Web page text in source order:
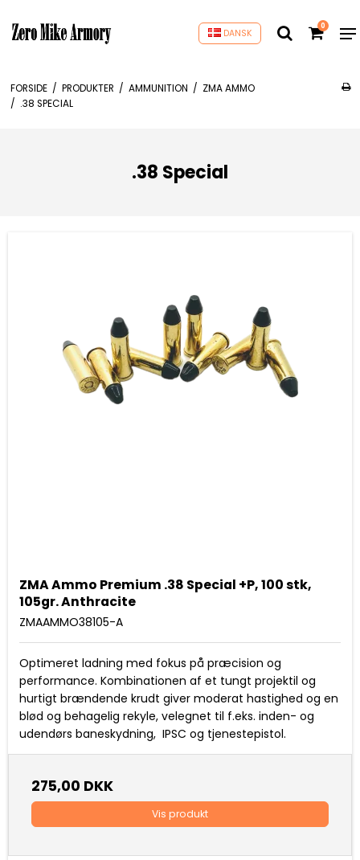
DANSK
0
FORSIDE / PRODUKTER / AMMUNITION / ZMA AMMO
/ .38 SPECIAL
.38 Special
ZMA Ammo Premium .38 Special +P, 100 stk,
105gr. Anthracite
ZMAAMMO38105-A
Optimeret ladning med fokus på præcision og
performance. Kombinationen af et tungt projektil og
hurtigt brændende krudt giver moderat hastighed og en
blød og behagelig rekyle, velegnet til f.eks. inden- og
udendørs baneskydning, IPSC og tjenestepistol.
275,00 DKK
Vis produkt